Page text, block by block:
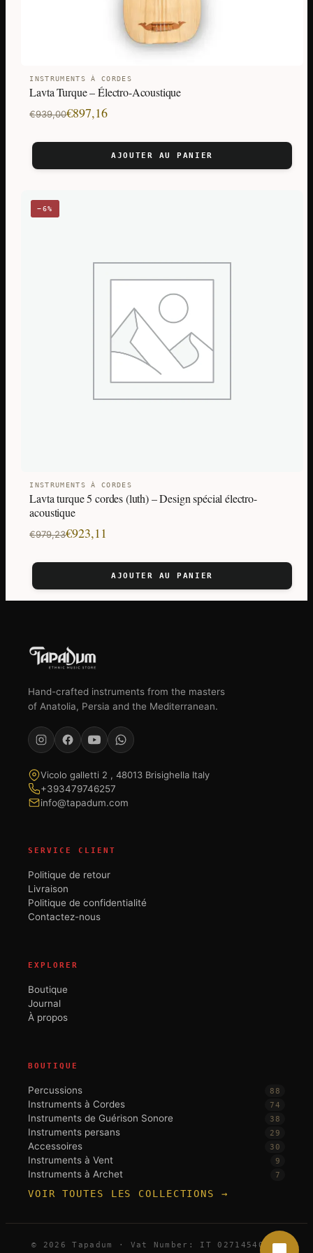
INSTRUMENTS À CORDES
Lavta Turque – Électro-Acoustique
€939,00
Le
initial
était :
€897,16
Le
actuel
est :
AJOUTER AU PANIER
−6%
INSTRUMENTS À CORDES
Lavta turque 5 cordes (luth) – Design spécial électro-
acoustique
€979,23
Le
initial
était :
€923,11
Le
actuel
est :
AJOUTER AU PANIER
Hand-crafted instruments from the masters
of Anatolia, Persia and the Mediterranean.
Vicolo galletti 2 , 48013 Brisighella Italy
+393479746257
info@tapadum.com
SERVICE CLIENT
Politique de retour
Livraison
Politique de confidentialité
Contactez-nous
EXPLORER
Boutique
Journal
À propos
BOUTIQUE
Percussions 88
Instruments à Cordes 74
Instruments de Guérison Sonore 38
Instruments persans 29
Accessoires 30
Instruments à Vent 9
Instruments à Archet 7
VOIR TOUTES LES COLLECTIONS →
© 2026 Tapadum · Vat Number: IT 02714540396